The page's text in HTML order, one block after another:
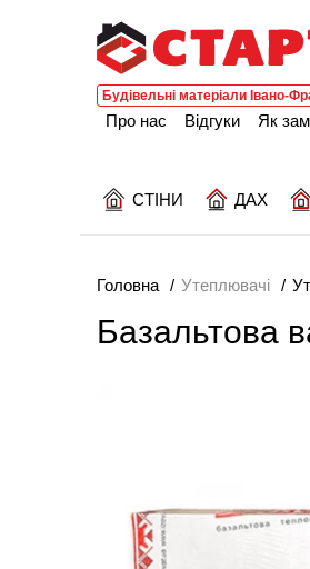
Будівельні матеріали Івано-
СТІНИ ДАХ
Про нас Відгуки Як
Головна Утеплювачі
Базальтова